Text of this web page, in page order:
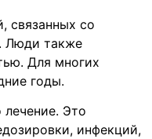
связанных со
Люди также
Для многих
годы.
Это
инфекций,